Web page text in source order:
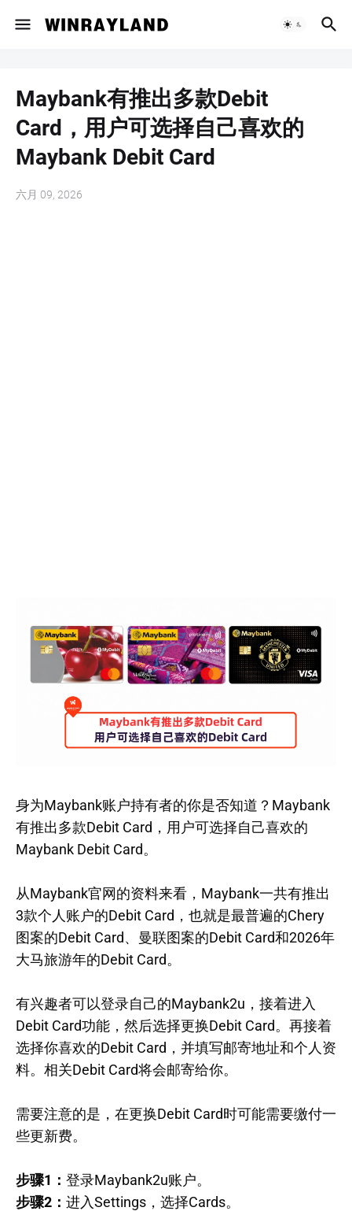
Maybank有推出多款Debit
Card，用户可选择自己喜欢的
Maybank Debit Card
六月 09, 2026
身为Maybank账户持有者的你是否知道？Maybank
有推出多款Debit Card，用户可选择自己喜欢的
Maybank Debit Card。
从Maybank官网的资料来看，Maybank一共有推出
3款个人账户的Debit Card，也就是最普遍的Chery
图案的Debit Card、曼联图案的Debit Card和2026年
大马旅游年的Debit Card。
有兴趣者可以登录自己的Maybank2u，接着进入
Debit Card功能，然后选择更换Debit Card。再接着
选择你喜欢的Debit Card，并填写邮寄地址和个人资
料。相关Debit Card将会邮寄给你。
需要注意的是，在更换Debit Card时可能需要缴付一
些更新费。
步骤1： 登录Maybank2u账户。
步骤2： 进入Settings，选择Cards。